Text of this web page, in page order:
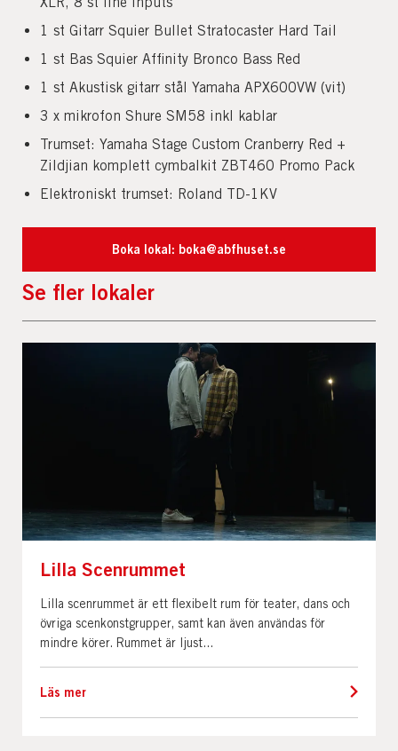
1 st Gitarr Squier Bullet Stratocaster Hard Tail
1 st Bas Squier Affinity Bronco Bass Red
1 st Akustisk gitarr stål Yamaha APX600VW (vit)
3 x mikrofon Shure SM58 inkl kablar
Trumset: Yamaha Stage Custom Cranberry Red +
Zildjian komplett cymbalkit ZBT460 Promo Pack
Elektroniskt trumset: Roland TD-1KV
Boka lokal: boka@abfhuset.se
Se fler lokaler
Lilla Scenrummet
Lilla scenrummet är ett flexibelt rum för teater, dans och
övriga scenkonstgrupper, samt kan även användas för
mindre körer. Rummet är ljust...
Läs mer